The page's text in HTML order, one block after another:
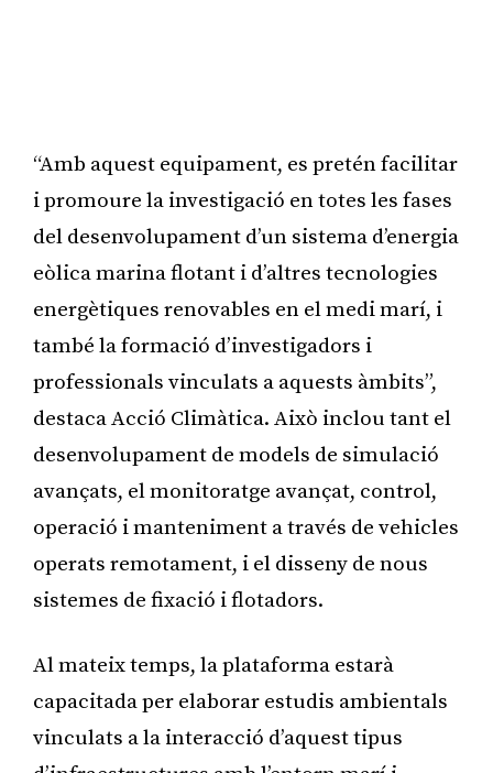
“Amb aquest equipament, es pretén facilitar
i promoure la investigació en totes les fases
del desenvolupament d’un sistema d’energia
eòlica marina flotant i d’altres tecnologies
energètiques renovables en el medi marí, i
també la formació d’investigadors i
professionals vinculats a aquests àmbits”,
destaca Acció Climàtica. Això inclou tant el
desenvolupament de models de simulació
avançats, el monitoratge avançat, control,
operació i manteniment a través de vehicles
operats remotament, i el disseny de nous
sistemes de fixació i flotadors.
Al mateix temps, la plataforma estarà
capacitada per elaborar estudis ambientals
vinculats a la interacció d’aquest tipus